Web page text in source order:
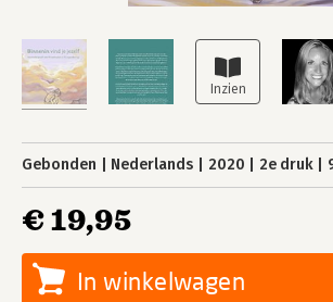
Gebonden Nederlands 2020 2e druk
€ 19,95
In winkelwagen